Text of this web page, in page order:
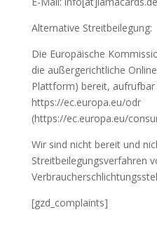
Alternative Streitbeilegung:
Die Europäische
die außergerichtliche
Plattform) bereit,
https://ec.europa.eu/odr
(https://ec.europa.eu/
Wir sind nicht bereit und
Streitbeilegungsverfahren
[gzd_complaints]